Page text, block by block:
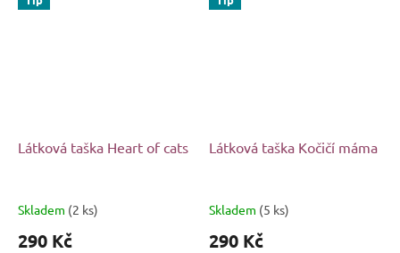
Látková taška Heart of cats
Skladem (2 ks)
290 Kč
Látková taška Kočičí máma
Skladem (5 ks)
290 Kč